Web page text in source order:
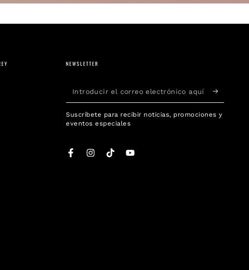
NEWSLETTER
Introducir
el
correo
aquí
Suscríbete para recibir noticias, promociones y
eventos especiales
FacebookInstagram
TikTokYouTube